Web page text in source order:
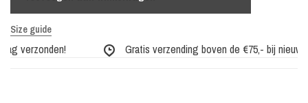
Size guide
verzonden! Gratis verzending boven de €75,- bij nieuwe